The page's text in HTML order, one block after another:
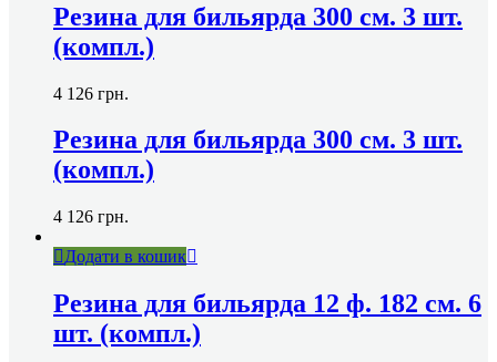
Резина для бильярда 300 см. 3 шт.
(компл.)
4 126 грн.
Резина для бильярда 300 см. 3 шт.
(компл.)
4 126 грн.
Додати в кошик
Резина для бильярда 12 ф. 182 см. 6
шт. (компл.)